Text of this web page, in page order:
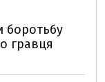
боротьбу
гравця